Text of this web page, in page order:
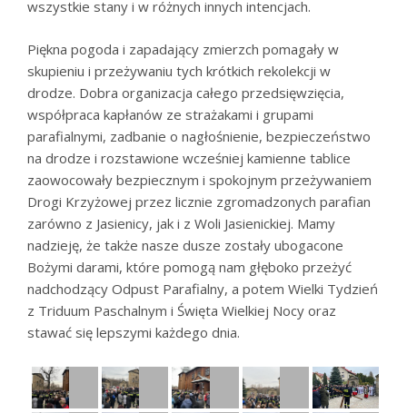
wszystkie stany i w różnych innych intencjach.
Piękna pogoda i zapadający zmierzch pomagały w
skupieniu i przeżywaniu tych krótkich rekolekcji w
drodze. Dobra organizacja całego przedsięwzięcia,
współpraca kapłanów ze strażakami i grupami
parafialnymi, zadbanie o nagłośnienie, bezpieczeństwo
na drodze i rozstawione wcześniej kamienne tablice
zaowocowały bezpiecznym i spokojnym przeżywaniem
Drogi Krzyżowej przez licznie zgromadzonych parafian
zarówno z Jasienicy, jak i z Woli Jasienickiej. Mamy
nadzieję, że także nasze dusze zostały ubogacone
Bożymi darami, które pomogą nam głęboko przeżyć
nadchodzący Odpust Parafialny, a potem Wielki Tydzień
z Triduum Paschalnym i Święta Wielkiej Nocy oraz
stawać się lepszymi każdego dnia.